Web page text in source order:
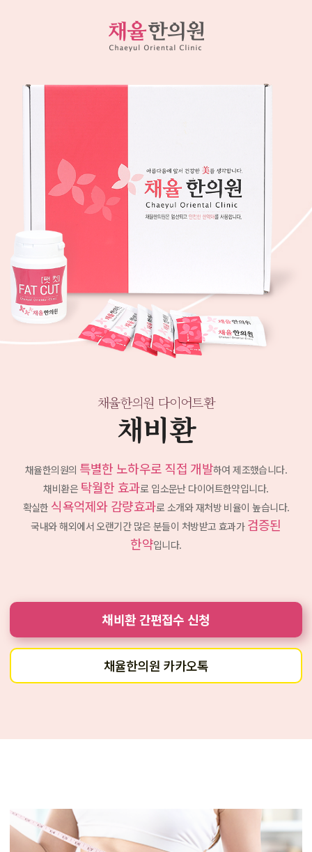
채율한의원 다이어트환
채비환
채율한의원의 특별한 노하우로 직접 개발하여 제조했습니다.
채비환은 탁월한 효과로 입소문난 다이어트한약입니다.
확실한 식욕억제와 감량효과로 소개와 재처방 비율이 높습니다.
국내와 해외에서 오랜기간 많은 분들이 처방받고 효과가 검증된
한약입니다.
채비환 간편접수 신청
채율한의원 카카오톡